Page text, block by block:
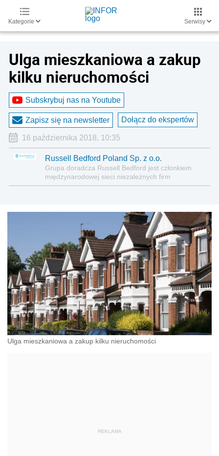
Kategorie Serwisy
Ulga mieszkaniowa a zakup
kilku nieruchomości
Subskrybuj nas na Youtube
Zapisz się na newsletter Dołącz do ekspertów
16 października 2018, 10:35
Russell Bedford Poland Sp. z o.o.
Grupa doradcza Russell Bedford jest członkiem
międzynarodowej sieci niezależnych firm
doradczych Russell Bedford International,
doradców biznesowych. Russell Bedford doradza
klientom w ponad 90 krajach na całym świecie.
Grupa posiada ponad 290 biur i zatrudnia ok. 7.000
profesjonalnych doradców.
Ulga mieszkaniowa a zakup kilku nieruchomości